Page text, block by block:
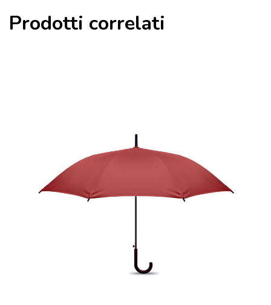
Prodotti correlati